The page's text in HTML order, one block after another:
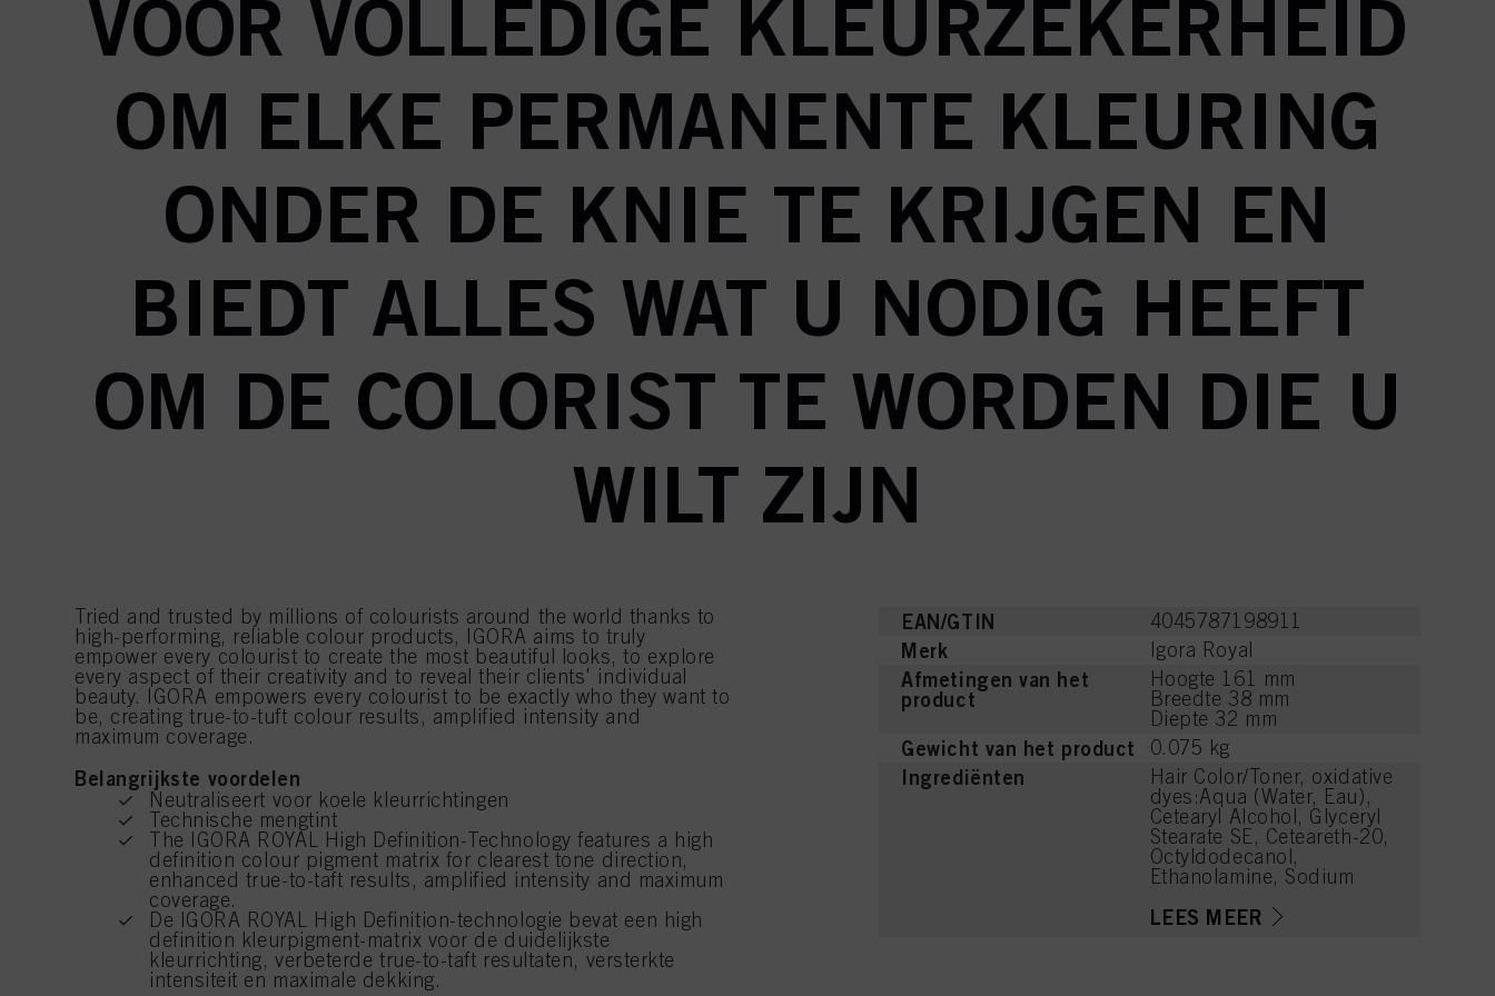
VOOR VOLLEDIGE KLEURZEKERHEID
OM ELKE PERMANENTE KLEURING
ONDER DE KNIE TE KRIJGEN EN
BIEDT ALLES WAT U NODIG HEEFT
OM DE COLORIST TE WORDEN DIE U
WILT ZIJN
Tried and trusted by millions of colourists around the world thanks to
high-performing, reliable colour products, IGORA aims to truly
empower every colourist to create the most beautiful looks, to explore
every aspect of their creativity and to reveal their clients' individual
beauty. IGORA empowers every colourist to be exactly who they want to
be, creating true-to-tuft colour results, amplified intensity and
maximum coverage.
Belangrijkste voordelen
Neutraliseert voor koele kleurrichtingen
Technische mengtint
The IGORA ROYAL High Definition-Technology features a high
definition colour pigment matrix for clearest tone direction,
enhanced true-to-taft results, amplified intensity and maximum
coverage.
De IGORA ROYAL High Definition-technologie bevat een high
definition kleurpigment-matrix voor de duidelijkste
kleurrichting, verbeterde true-to-taft resultaten, versterkte
intensiteit en maximale dekking.
EAN/GTIN 4045787198911
Merk Igora Royal
Afmetingen van het
product
Hoogte 161 mm
Breedte 38 mm
Diepte 32 mm
Gewicht van het product 0.075 kg
Ingrediënten
Hair Color/Toner, oxidative
dyes:Aqua (Water, Eau),
Cetearyl Alcohol, Glyceryl
Stearate SE, Ceteareth-20,
Octyldodecanol,
Ethanolamine, Sodium
Cetearyl Sulfate, 1,3-Bis-
LEES MEER